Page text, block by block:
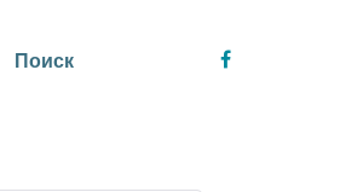
Поиск